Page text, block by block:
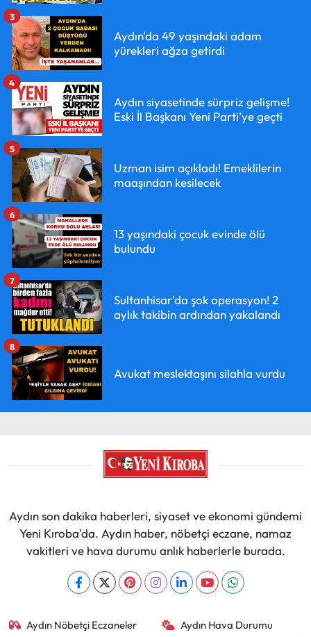
Aydın'da 49 yaşındaki adam
yürekleri ağza getirdi
3
Aydın siyasetinde sürpriz gelişme!
Eski İl Başkanı Yeni Parti’ye geçti
4
Uzman isim açıkladı! Emeklilerin
maaşından kesilecek
5
13 yaşındaki çocuk evinde ölü
bulundu
6
Sultanhisar'da şok operasyon! 2
aylık takibin ardından yakalandı
7
Avukat meslektaşını silahla vurdu
8
Aydın son dakika haberleri, siyaset ve ekonomi gündemi
Yeni Kıroba'da. Aydın haber, nöbetçi eczane, namaz
vakitleri ve hava durumu anlık haberlerle burada.
Aydın Nöbetçi Eczaneler Aydın Hava Durumu